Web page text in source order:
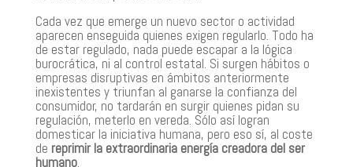
Cada vez que emerge un nuevo sector o actividad
aparecen enseguida quienes exigen regularlo. Todo ha
de estar regulado, nada puede escapar a la lógica
burocrática, ni al control estatal. Si surgen hábitos o
empresas disruptivas en ámbitos anteriormente
inexistentes y triunfan al ganarse la confianza del
consumidor, no tardarán en surgir quienes pidan su
regulación, meterlo en vereda. Sólo así logran
domesticar la iniciativa humana, pero eso sí, al coste
de reprimir la extraordinaria energía creadora del ser
humano.